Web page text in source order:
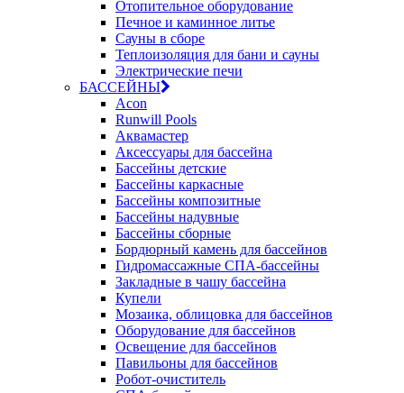
Отопительное оборудование
Печное и каминное литье
Сауны в сборе
Теплоизоляция для бани и сауны
Электрические печи
БАССЕЙНЫ
Acon
Runwill Pools
Аквамастер
Аксессуары для бассейна
Бассейны детские
Бассейны каркасные
Бассейны композитные
Бассейны надувные
Бассейны сборные
Бордюрный камень для бассейнов
Гидромассажные СПА-бассейны
Закладные в чашу бассейна
Купели
Мозаика, облицовка для бассейнов
Оборудование для бассейнов
Освещение для бассейнов
Павильоны для бассейнов
Робот-очиститель